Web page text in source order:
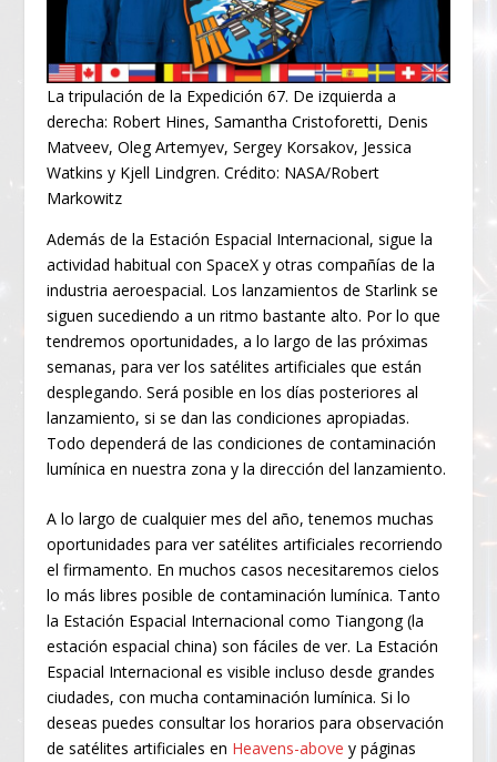
La tripulación de la Expedición 67. De izquierda a
derecha: Robert Hines, Samantha Cristoforetti, Denis
Matveev, Oleg Artemyev, Sergey Korsakov, Jessica
Watkins y Kjell Lindgren. Crédito: NASA/Robert
Markowitz
Además de la Estación Espacial Internacional, sigue la
actividad habitual con SpaceX y otras compañías de la
industria aeroespacial. Los lanzamientos de Starlink se
siguen sucediendo a un ritmo bastante alto. Por lo que
tendremos oportunidades, a lo largo de las próximas
semanas, para ver los satélites artificiales que están
desplegando. Será posible en los días posteriores al
lanzamiento, si se dan las condiciones apropiadas.
Todo dependerá de las condiciones de contaminación
lumínica en nuestra zona y la dirección del lanzamiento.
A lo largo de cualquier mes del año, tenemos muchas
oportunidades para ver satélites artificiales recorriendo
el firmamento. En muchos casos necesitaremos cielos
lo más libres posible de contaminación lumínica. Tanto
la Estación Espacial Internacional como Tiangong (la
estación espacial china) son fáciles de ver. La Estación
Espacial Internacional es visible incluso desde grandes
ciudades, con mucha contaminación lumínica. Si lo
deseas puedes consultar los horarios para observación
de satélites artificiales en Heavens-above y páginas